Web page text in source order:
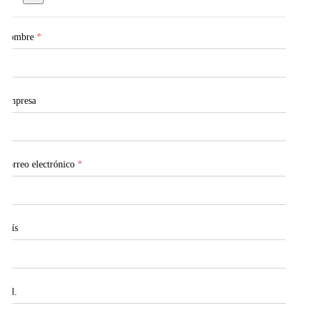
Nombre *
Empresa
Correo electrónico *
País
Tel.